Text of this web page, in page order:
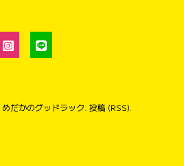
めだかのグッドラック 投稿 (RSS).